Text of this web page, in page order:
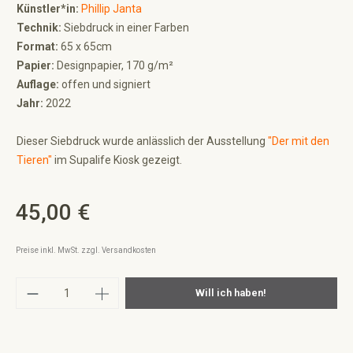
Künstler*in: Phillip Janta
Technik: Siebdruck in einer Farben
Format: 65 x 65cm
Papier: Designpapier, 170 g/m²
Auflage: offen und signiert
Jahr: 2022
Dieser Siebdruck wurde anlässlich der Ausstellung "Der mit den
Tieren" im Supalife Kiosk gezeigt.
Regulärer Preis:
45,00 €
Preise inkl. MwSt. zzgl. Versandkosten
Produkt Anzahl: Gib den gewünschten
Will ich haben!